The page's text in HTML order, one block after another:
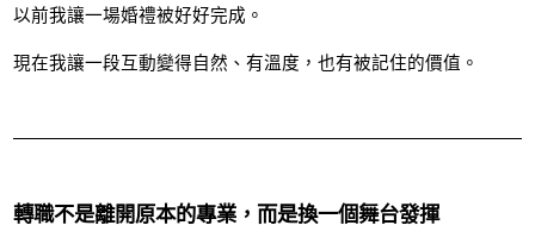
以前我讓一場婚禮被好好完成。
現在我讓一段互動變得自然、有溫度，也有被記住的價值。
轉職不是離開原本的專業，而是換一個舞台發揮